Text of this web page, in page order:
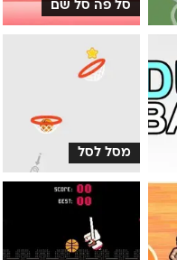
סל פה סל שם
מסל לסל